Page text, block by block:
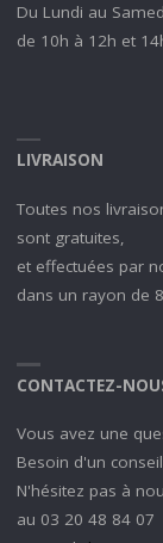
Du Lundi au
de 10h à 12h et
LIVRAISON
Toutes nos
sont gratuites,
et effectuées par
dans un rayon de
CONTACTEZ-
Vous avez une
Besoin d'un
N'hésitez pas à
au 03 20 48 84 07